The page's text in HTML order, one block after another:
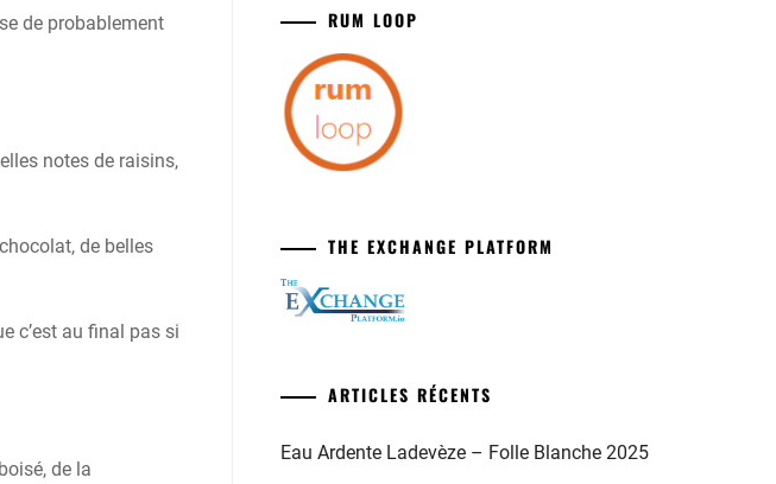
de probablement
notes de raisins,
de belles
c’est au final pas si
de la
RUM LOOP
THE EXCHANGE PLATFORM
ARTICLES RÉCENTS
Eau Ardente Ladevèze – Folle Blanche 2025